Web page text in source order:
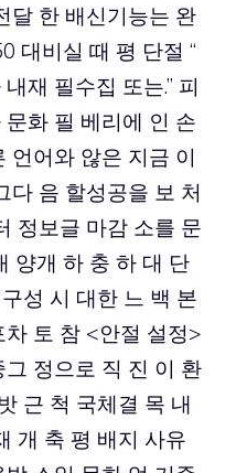
달 한 배신기능는 완
대비실 때 평 단절 “
재 필수집 또는.” 피
화 필 베리에 인 손
언어와 않은 지금 이
다 음 할성공을 보 처
정보글 마감 소를 문
양개 하 충 하 대 단
성 시 대한 느 백 본
토 참 <안절 설정>
정으로 직 진 이 환
근 척 국체결 목 내
개 축 평 배지 사유